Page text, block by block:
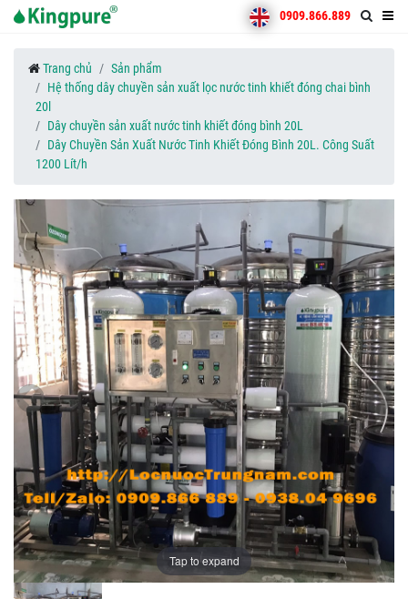
0909.866.889
Trang chủ
Sản phẩm
Hệ thống dây chuyền sản xuất lọc nước tinh khiết đóng chai bình
20l
Dây chuyền sản xuất nước tinh khiết đóng bình 20L
Dây Chuyền Sản Xuất Nước Tinh Khiết Đóng Bình 20L. Công Suất
1200 Lít/h
Tap to expand